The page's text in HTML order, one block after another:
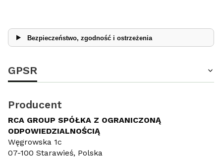
Bezpieczeństwo, zgodność i ostrzeżenia
GPSR
Producent
RCA GROUP SPÓŁKA Z OGRANICZONĄ
ODPOWIEDZIALNOŚCIĄ
Węgrowska 1c
07-100 Starawieś, Polska